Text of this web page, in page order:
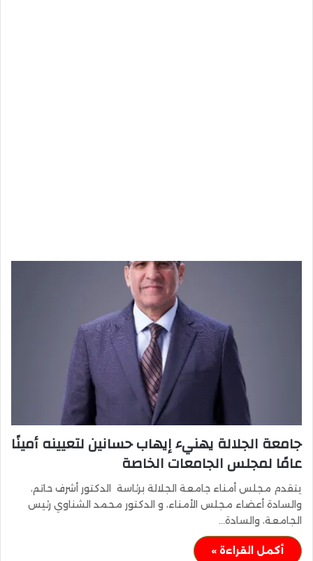
جامعة الجلالة يهنيء إيهاب حسانين لتعيينه أمينًا
عامًا لمجلس الجامعات الخاصة
يتقدم مجلس أمناء جامعة الجلالة برئاسة الدكتور أشرف حاتم،
والسادة أعضاء مجلس الأمناء، و الدكتور محمد الشناوي رئيس
الجامعة، والسادة…
أكمل القراءة »